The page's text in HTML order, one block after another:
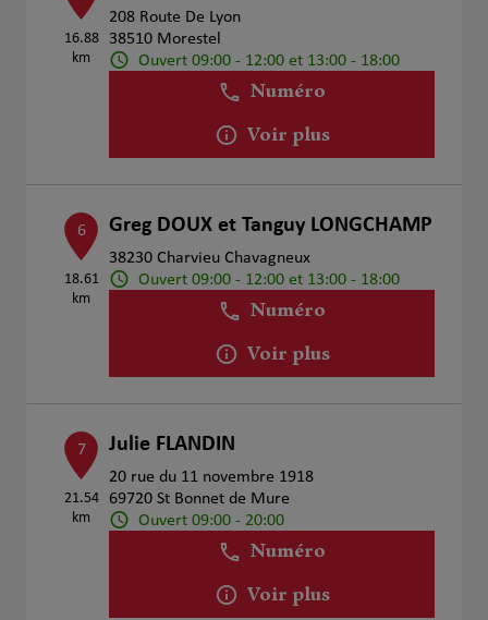
16.88
km
208 Route De Lyon
38510 Morestel
Ouvert 09:00 - 12:00 et 13:00 - 18:00
Numéro
Voir plus
6
18.61
km
Greg DOUX et Tanguy LONGCHAMP
38230 Charvieu Chavagneux
Ouvert 09:00 - 12:00 et 13:00 - 18:00
Numéro
Voir plus
7
21.54
km
Julie FLANDIN
20 rue du 11 novembre 1918
69720 St Bonnet de Mure
Ouvert 09:00 - 20:00
Numéro
Voir plus